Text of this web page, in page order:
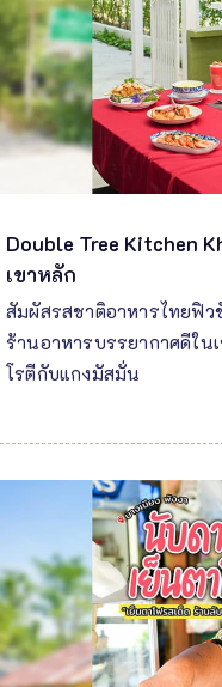
Double Tree Kitchen
เขาหลัก
สัมผัสรสชาติอาหารไทยฟิว
ร้านอาหารบรรยากาศดีใน
โรตีกับแกงมัสมั่น